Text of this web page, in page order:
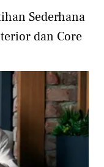
Sederhana
dan Core